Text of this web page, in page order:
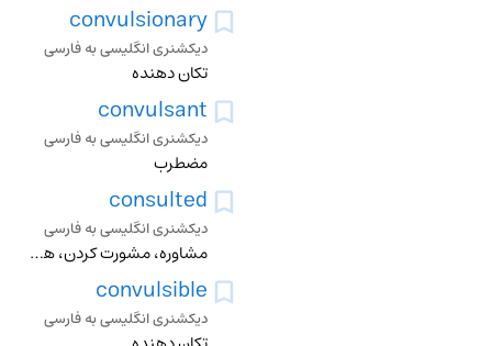
convulsionary
دیکشنری انگلیسی به فارسی
تکان دهنده
convulsant
دیکشنری انگلیسی به فارسی
مضطرب
consulted
دیکشنری انگلیسی به فارسی
مشاوره، مشورت کردن، همفکری کردن، رایزنی کردن، کنکاش کردن، مشورت خواستن از
convulsible
دیکشنری انگلیسی به فارسی